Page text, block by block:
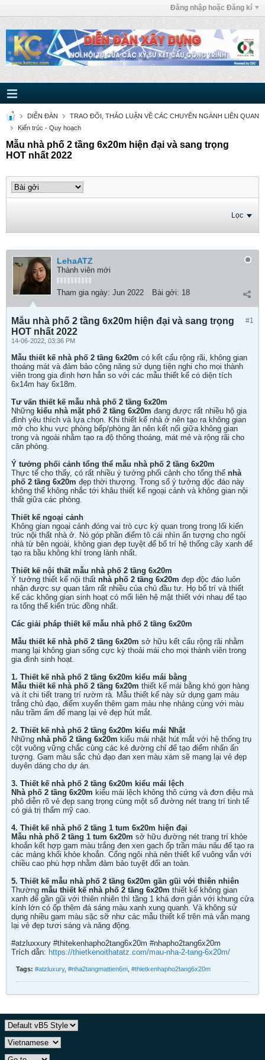
Đăng nhập hoặc Đăng kí
DIỄN ĐÀN
TRAO ĐỔI, THẢO LUẬN VỀ CÁC CHUYÊN NGÀNH LIÊN QUAN
Kiến trúc - Quy hoạch
Mẫu nhà phố 2 tầng 6x20m hiện đại và sang trọng
HOT nhất 2022
Lọc
LehaATZ
Thành viên mới
Tham gia ngày: Jun 2022 Bài gởi: 18
#1
Mẫu nhà phố 2 tầng 6x20m hiện đại và sang trọng
HOT nhất 2022
14-06-2022, 03:36 PM
Mẫu thiết kế nhà phố 2 tầng 6x20m có kết cấu rộng rãi, không gian
thoáng mát và đảm bảo công năng sử dụng tiện nghi cho mọi thành
viên trong gia đình hơn hẳn so với các mẫu thiết kế có diện tích
6x14m hay 6x18m.
Tư vấn thiết kế mẫu nhà phố 2 tầng 6x20m
Những kiểu nhà mặt phố 2 tầng 6x20m đang được rất nhiều hộ gia
đình yêu thích và lựa chọn. Khi thiết kế nhà ở nên tạo ra không gian
mở cho khu vực phòng bếp/phòng ăn nên kết nối giữa không gian
trong và ngoài nhằm tạo ra độ thông thoáng, mát mẻ và rộng rãi cho
căn phòng.
Ý tưởng phối cảnh tổng thể mẫu nhà phố 2 tầng 6x20m
Thực tế cho thấy, có rất nhiều ý tưởng phối cảnh cho tổng thể nhà
phố 2 tầng 6x20m đẹp thời thượng. Trong số ý tưởng độc đáo này
không thể không nhắc tới khâu thiết kế ngoại cảnh và không gian nội
thất giữa các phòng.
Thiết kế ngoại cảnh
Không gian ngoại cảnh đóng vai trò cực kỳ quan trong trong lối kiến
trúc nội thất nhà ở. Nó góp phần điểm tô cái nhìn ấn tượng cho ngôi
nhà từ bên ngoài, không gian đẹp tuyệt để bố trí hệ thống cây xanh để
tạo ra bầu không khí trong lành nhất.
Thiết kế nội thất mẫu nhà phố 2 tầng 6x20m
Ý tưởng thiết kế nội thất nhà phố 2 tầng 6x20m đẹp độc đáo luôn
nhận được sự quan tâm rất nhiều của chủ đầu tư. Họ bố trí và thiết
kế các không gian sinh hoạt có mối liên hệ mật thiết với nhau để tạo
ra tổng thể kiến trúc đồng nhất.
Các giải pháp thiết kế mẫu nhà phố 2 tầng 6x20m
Mẫu thiết kế nhà phố 2 tầng 6x20m sở hữu kết cấu rộng rãi nhằm
mang lại không gian sống cực kỳ thoải mái cho mọi thành viên trong
gia đình sinh hoạt.
1. Thiết kế nhà phố 2 tầng 6x20m kiểu mái bằng
Mẫu thiết kế nhà phố 2 tầng 6x20m thiết kế mái bằng khó gọn hàng
và ít chi tiết trang trí rườm rà. Mẫu thiết kế này sử dụng gam màu
trắng chủ đạo, điểm xuyến thêm gam màu nhẹ nhàng cùng với màu
nâu trầm ấm để mang lại vẻ đẹp hút mắt.
2. Thiết kế nhà phố 2 tầng 6x20m kiểu mái Nhật
Những nhà phố 2 tầng 6x20m kiểu mái nhật hút mắt với hệ thống trụ
cột vuông vững chắc cùng các kẻ đường chỉ để tạo điểm nhấn ấn
tượng. Gam màu sắc chủ đạo đan xen màu xám sẽ mang lại vẻ đẹp
duyên dáng cho dự án.
3. Thiết kế nhà phố 2 tầng 6x20m kiểu mái lệch
Nhà phố 2 tầng 6x20m kiểu mái lệch không thô cứng và đơn điệu mà
phô diễn rõ vẻ đẹp sang trọng cùng một số đường nét trang trí tinh tế
có giá trị thẩm mỹ cao.
4. Thiết kế nhà phố 2 tầng 1 tum 6x20m hiện đại
Mẫu nhà phố 2 tầng 1 tum 6x20m sở hữu đường nét trang trí khỏe
khoắn kết hợp gam màu trắng đen xen gạch ốp trần màu nâu để tạo ra
các mảng khối khỏe khoắn. Cổng ngôi nhà nên thiết kế vuông vắn với
chiều cao phù hợp nhằm đảm bảo tuyệt đối an toàn.
5. Thiết kế mẫu nhà phố 2 tầng 6x20m gần gũi với thiên nhiên
Thường mẫu thiết kế nhà phố 2 tầng 6x20m thiết kế không gian
xanh để gần gũi với thiên nhiên thì tầng 1 khá đơn giản với khung cửa
kính lớn có ốp thêm đá sáng màu xanh xung quanh. Và không sử
dụng nhiều gam màu sặc sỡ như các mẫu thiết kế trên mà vẫn mang
lại vẻ đẹp tươi sáng và năng động.
#atzluxxury #thitekenhapho2tang6x20m #nhapho2tang6x20m
Trích dẫn: https://thietkenoithatatz.com/mau-nha-2-tang-6x20m/
Tags: #atzluxury, #nha2tangmattien6m #thietkenhapho2tang6x20m